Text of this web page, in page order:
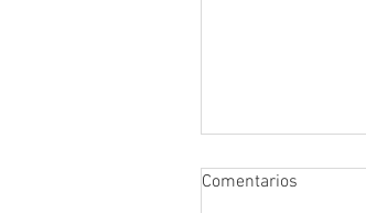
Comentarios